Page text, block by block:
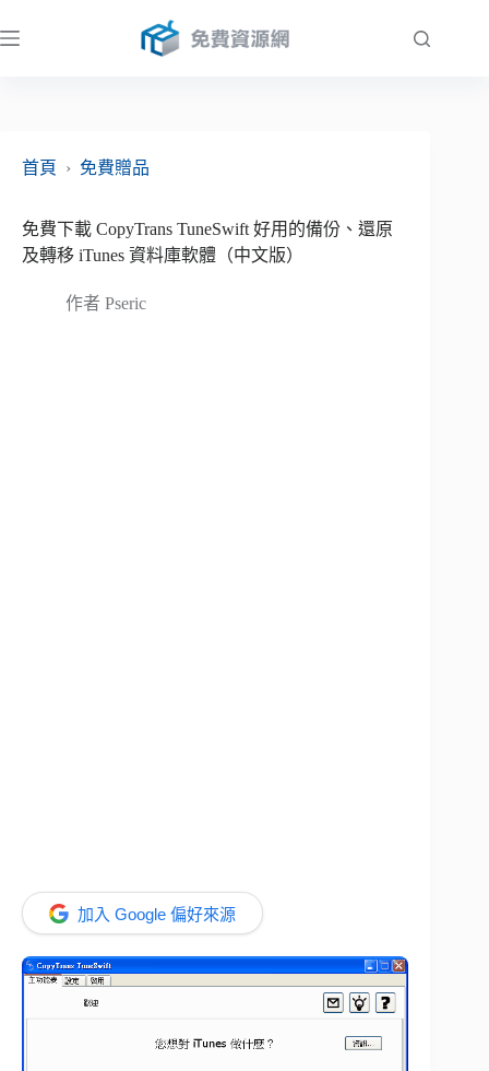
至
首頁
› 免費贈品
免費下載 CopyTrans TuneSwift 好用的備份、還原
及轉移 iTunes 資料庫軟體（中文版）
作者 Pseric
加入 Google 偏好來源